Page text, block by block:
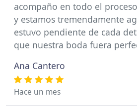
acompaño en todo el
y estamos tremendamente
estuvo pendiente de cada
que nuestra boda fuera
Ana Cantero
Hace un mes